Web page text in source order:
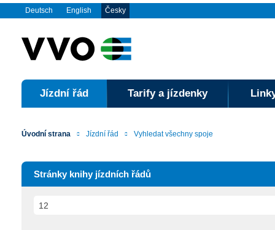
Deutsch English Česky
Jízdní řád Tarify a jízdenky
Úvodní strana Jízdní řád Vyhledat všechny spoje
Stránky knihy jízdních řádů